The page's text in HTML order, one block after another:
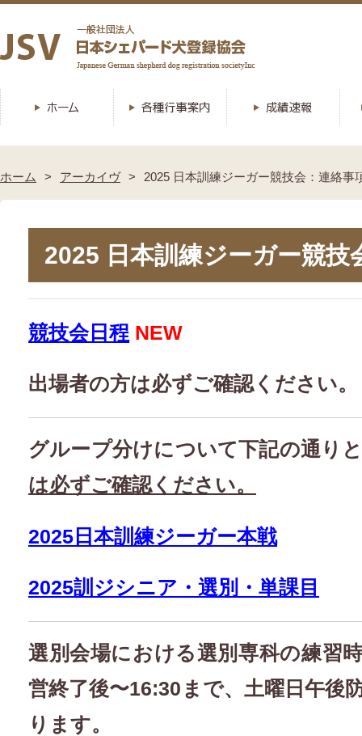
ホーム アーカイヴ 2025 日本訓練ジーガー競技会：連絡事
2025 日本訓練ジーガー競技
競技会日程 NEW
出場者の方は必ずご確認ください。
グループ分けについて下記の通り
は必ずご確認ください。
2025日本訓練ジーガー本戦
2025訓ジシニア・選別・単課目
選別会場における選別専科の練習
営終了後〜16:30まで、土曜日午後
ります。